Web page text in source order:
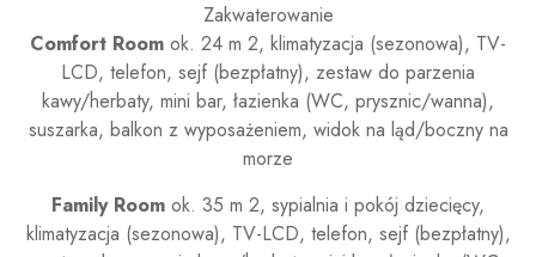
Zakwaterowanie
Comfort Room ok. 24 m 2, klimatyzacja (sezonowa), TV-
LCD, telefon, sejf (bezpłatny), zestaw do parzenia
kawy/herbaty, mini bar, łazienka (WC, prysznic/wanna),
suszarka, balkon z wyposażeniem, widok na ląd/boczny na
morze
Family Room ok. 35 m 2, sypialnia i pokój dziecięcy,
klimatyzacja (sezonowa), TV-LCD, telefon, sejf (bezpłatny),